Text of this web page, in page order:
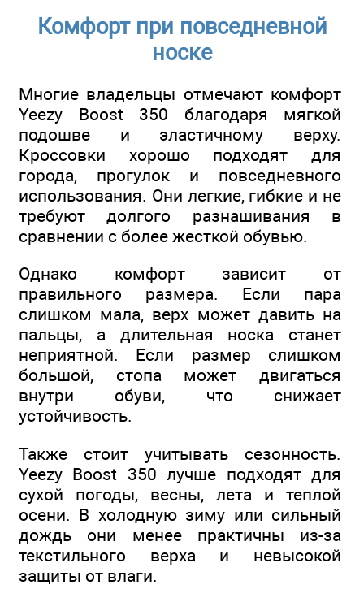
Комфорт при повседневной
носке
Многие владельцы отмечают комфорт
Yeezy Boost 350 благодаря мягкой
подошве и эластичному верху.
Кроссовки хорошо подходят для
города, прогулок и повседневного
использования. Они легкие, гибкие и не
требуют долгого разнашивания в
сравнении с более жесткой обувью.
Однако комфорт зависит от
правильного размера. Если пара
слишком мала, верх может давить на
пальцы, а длительная носка станет
неприятной. Если размер слишком
большой, стопа может двигаться
внутри обуви, что снижает
устойчивость.
Также стоит учитывать сезонность.
Yeezy Boost 350 лучше подходят для
сухой погоды, весны, лета и теплой
осени. В холодную зиму или сильный
дождь они менее практичны из-за
текстильного верха и невысокой
защиты от влаги.